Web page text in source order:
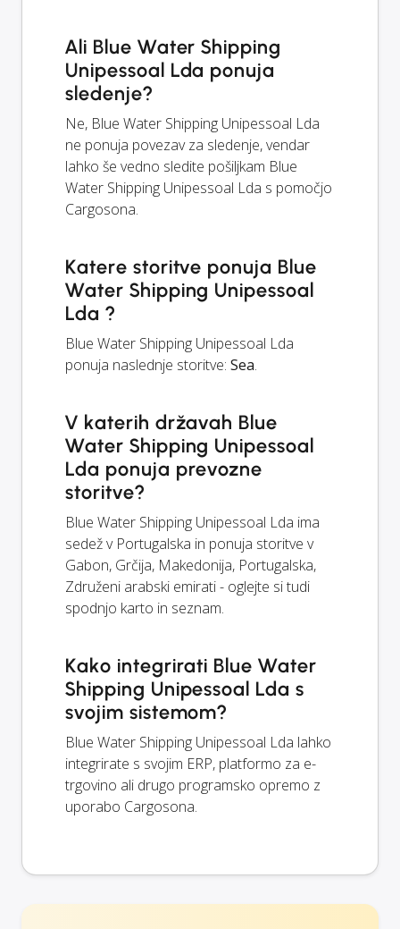
Ali Blue Water Shipping
Unipessoal Lda ponuja
sledenje?
Ne, Blue Water Shipping Unipessoal Lda
ne ponuja povezav za sledenje, vendar
lahko še vedno sledite pošiljkam Blue
Water Shipping Unipessoal Lda s pomočjo
Cargosona.
Katere storitve ponuja Blue
Water Shipping Unipessoal
Lda ?
Blue Water Shipping Unipessoal Lda
ponuja naslednje storitve: Sea.
V katerih državah Blue
Water Shipping Unipessoal
Lda ponuja prevozne
storitve?
Blue Water Shipping Unipessoal Lda ima
sedež v Portugalska in ponuja storitve v
Gabon, Grčija, Makedonija, Portugalska,
Združeni arabski emirati - oglejte si tudi
spodnjo karto in seznam.
Kako integrirati Blue Water
Shipping Unipessoal Lda s
svojim sistemom?
Blue Water Shipping Unipessoal Lda lahko
integrirate s svojim ERP, platformo za e-
trgovino ali drugo programsko opremo z
uporabo Cargosona.